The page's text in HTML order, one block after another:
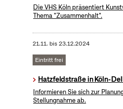
Die VHS Köln präsentiert
Thema "Zusammenhalt".
21.11. bis23.12.2024
Eintritt frei
Hatzfeldstraße in Köln-
Informieren Sie sich zur
Stellungnahme ab.